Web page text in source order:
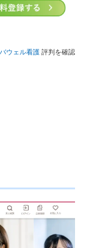
ウェル看護 評判を確認